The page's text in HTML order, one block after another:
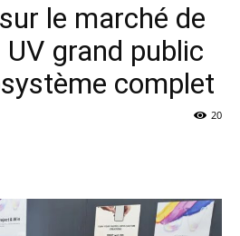
le marché de
UV grand public
complet
20